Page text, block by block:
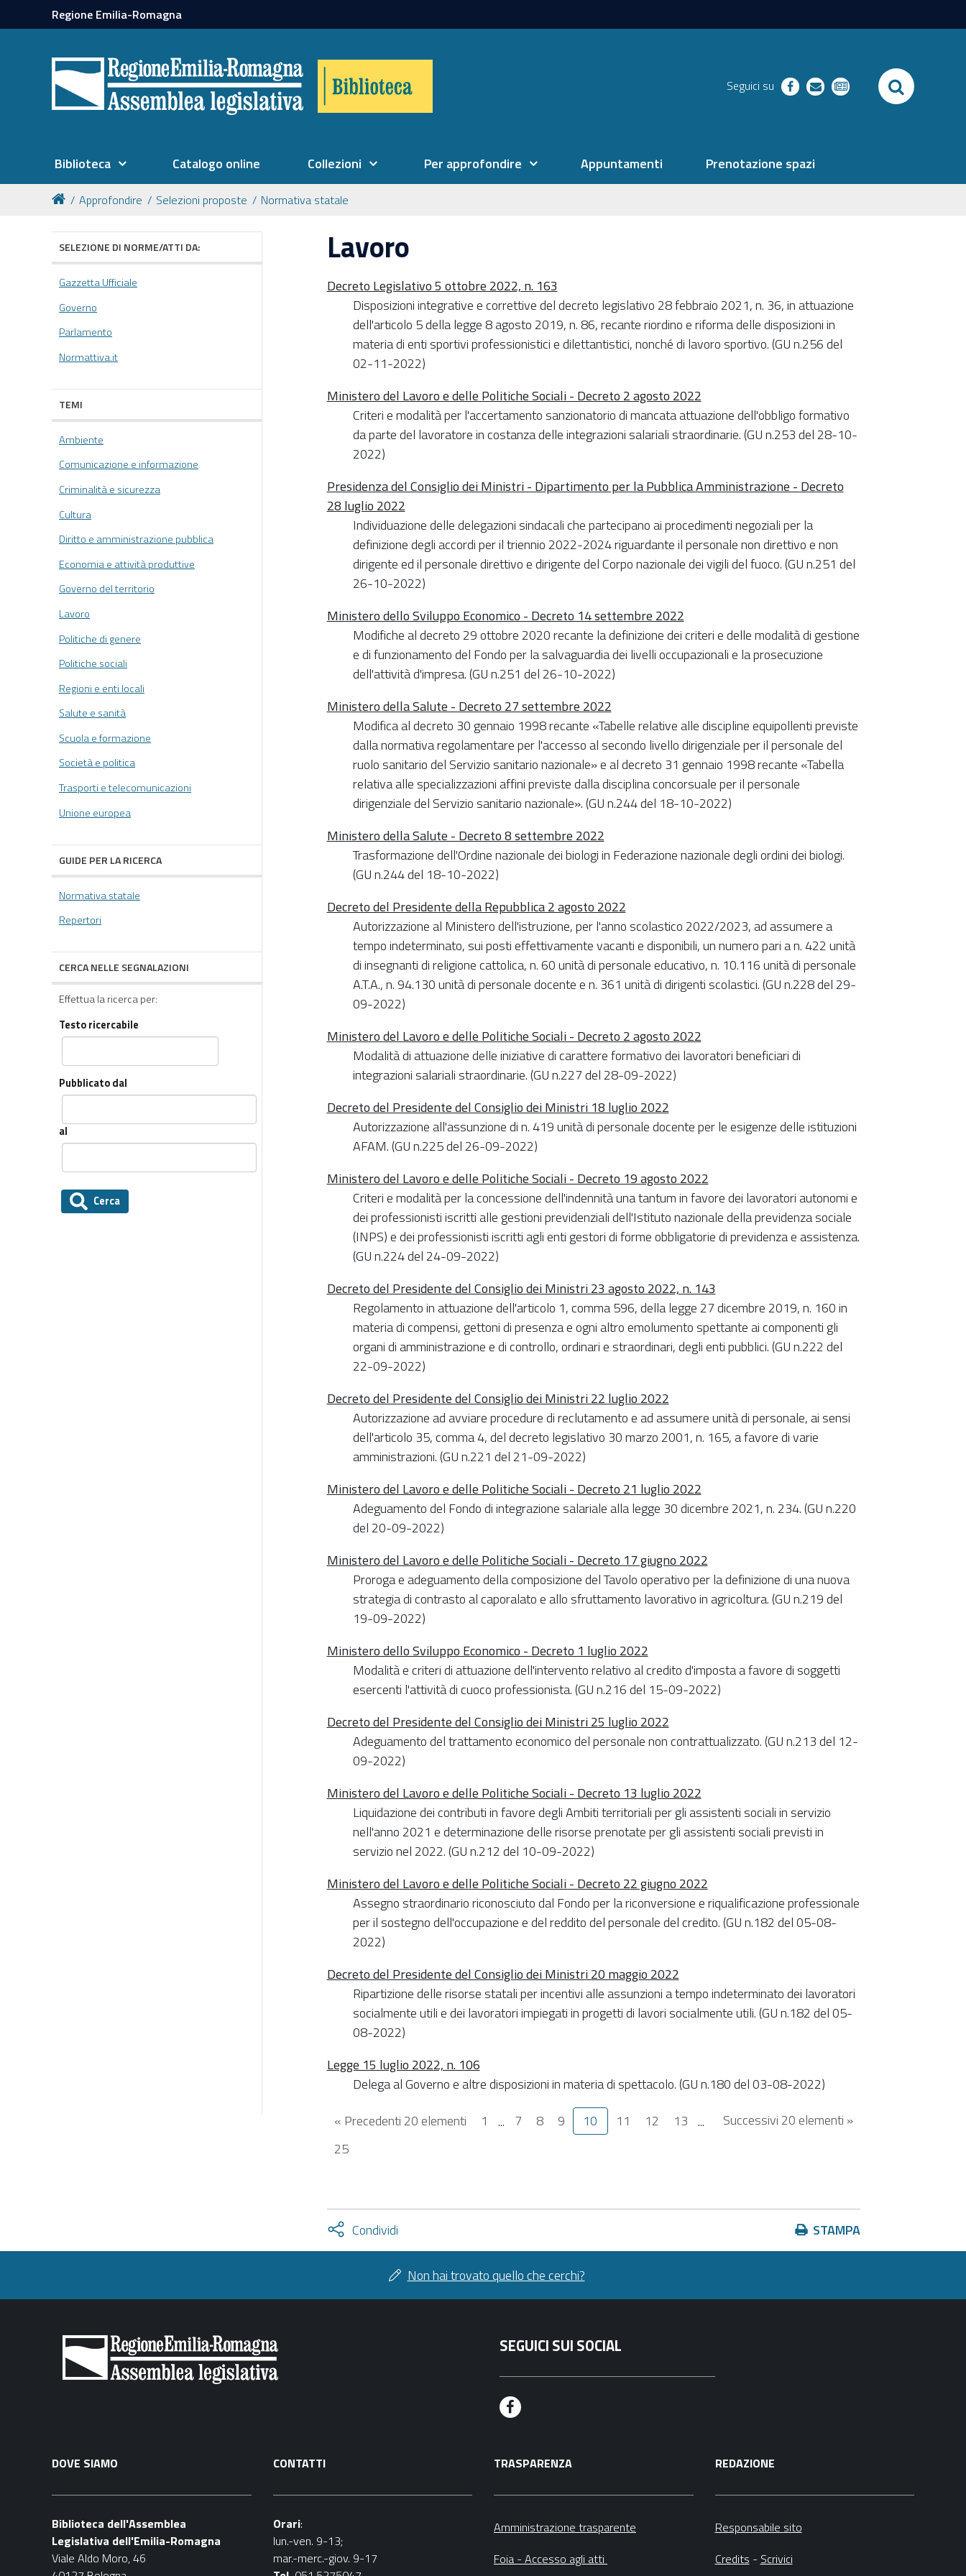
Regione Emilia-Romagna
Seguici su facebookrichiestenewsletter SEARCH
Biblioteca Catalogo online Collezioni Per approfondire Appuntamenti Prenotazione spazi
Approfondire Selezioni proposte Normativa statale
Lavoro
Decreto Legislativo 5 ottobre 2022, n. 163
Disposizioni integrative e correttive del decreto legislativo 28 febbraio 2021, n. 36, in attuazione
dell'articolo 5 della legge 8 agosto 2019, n. 86, recante riordino e riforma delle disposizioni in
materia di enti sportivi professionistici e dilettantistici, nonché di lavoro sportivo. (GU n.256 del
02-11-2022)
Ministero del Lavoro e delle Politiche Sociali - Decreto 2 agosto 2022
Criteri e modalità per l'accertamento sanzionatorio di mancata attuazione dell'obbligo formativo
da parte del lavoratore in costanza delle integrazioni salariali straordinarie. (GU n.253 del 28-10-
2022)
Presidenza del Consiglio dei Ministri - Dipartimento per la Pubblica Amministrazione - Decreto
28 luglio 2022
Individuazione delle delegazioni sindacali che partecipano ai procedimenti negoziali per la
definizione degli accordi per il triennio 2022-2024 riguardante il personale non direttivo e non
dirigente ed il personale direttivo e dirigente del Corpo nazionale dei vigili del fuoco. (GU n.251 del
26-10-2022)
Ministero dello Sviluppo Economico - Decreto 14 settembre 2022
Modifiche al decreto 29 ottobre 2020 recante la definizione dei criteri e delle modalità di gestione
e di funzionamento del Fondo per la salvaguardia dei livelli occupazionali e la prosecuzione
dell'attività d'impresa. (GU n.251 del 26-10-2022)
Ministero della Salute - Decreto 27 settembre 2022
Modifica al decreto 30 gennaio 1998 recante «Tabelle relative alle discipline equipollenti previste
dalla normativa regolamentare per l'accesso al secondo livello dirigenziale per il personale del
ruolo sanitario del Servizio sanitario nazionale» e al decreto 31 gennaio 1998 recante «Tabella
relativa alle specializzazioni affini previste dalla disciplina concorsuale per il personale
dirigenziale del Servizio sanitario nazionale». (GU n.244 del 18-10-2022)
Ministero della Salute - Decreto 8 settembre 2022
Trasformazione dell'Ordine nazionale dei biologi in Federazione nazionale degli ordini dei biologi.
(GU n.244 del 18-10-2022)
Decreto del Presidente della Repubblica 2 agosto 2022
Autorizzazione al Ministero dell'istruzione, per l'anno scolastico 2022/2023, ad assumere a
tempo indeterminato, sui posti effettivamente vacanti e disponibili, un numero pari a n. 422 unità
di insegnanti di religione cattolica, n. 60 unità di personale educativo, n. 10.116 unità di personale
A.T.A., n. 94.130 unità di personale docente e n. 361 unità di dirigenti scolastici. (GU n.228 del 29-
09-2022)
Ministero del Lavoro e delle Politiche Sociali - Decreto 2 agosto 2022
Modalità di attuazione delle iniziative di carattere formativo dei lavoratori beneficiari di
integrazioni salariali straordinarie. (GU n.227 del 28-09-2022)
Decreto del Presidente del Consiglio dei Ministri 18 luglio 2022
Autorizzazione all'assunzione di n. 419 unità di personale docente per le esigenze delle istituzioni
AFAM. (GU n.225 del 26-09-2022)
Ministero del Lavoro e delle Politiche Sociali - Decreto 19 agosto 2022
Criteri e modalità per la concessione dell'indennità una tantum in favore dei lavoratori autonomi e
dei professionisti iscritti alle gestioni previdenziali dell'Istituto nazionale della previdenza sociale
(INPS) e dei professionisti iscritti agli enti gestori di forme obbligatorie di previdenza e assistenza.
(GU n.224 del 24-09-2022)
Decreto del Presidente del Consiglio dei Ministri 23 agosto 2022, n. 143
Regolamento in attuazione dell'articolo 1, comma 596, della legge 27 dicembre 2019, n. 160 in
materia di compensi, gettoni di presenza e ogni altro emolumento spettante ai componenti gli
organi di amministrazione e di controllo, ordinari e straordinari, degli enti pubblici. (GU n.222 del
22-09-2022)
Decreto del Presidente del Consiglio dei Ministri 22 luglio 2022
Autorizzazione ad avviare procedure di reclutamento e ad assumere unità di personale, ai sensi
dell'articolo 35, comma 4, del decreto legislativo 30 marzo 2001, n. 165, a favore di varie
amministrazioni. (GU n.221 del 21-09-2022)
Ministero del Lavoro e delle Politiche Sociali - Decreto 21 luglio 2022
Adeguamento del Fondo di integrazione salariale alla legge 30 dicembre 2021, n. 234. (GU n.220
del 20-09-2022)
Ministero del Lavoro e delle Politiche Sociali - Decreto 17 giugno 2022
Proroga e adeguamento della composizione del Tavolo operativo per la definizione di una nuova
strategia di contrasto al caporalato e allo sfruttamento lavorativo in agricoltura. (GU n.219 del
19-09-2022)
Ministero dello Sviluppo Economico - Decreto 1 luglio 2022
Modalità e criteri di attuazione dell'intervento relativo al credito d'imposta a favore di soggetti
esercenti l'attività di cuoco professionista. (GU n.216 del 15-09-2022)
Decreto del Presidente del Consiglio dei Ministri 25 luglio 2022
Adeguamento del trattamento economico del personale non contrattualizzato. (GU n.213 del 12-
09-2022)
Ministero del Lavoro e delle Politiche Sociali - Decreto 13 luglio 2022
Liquidazione dei contributi in favore degli Ambiti territoriali per gli assistenti sociali in servizio
nell'anno 2021 e determinazione delle risorse prenotate per gli assistenti sociali previsti in
servizio nel 2022. (GU n.212 del 10-09-2022)
Ministero del Lavoro e delle Politiche Sociali - Decreto 22 giugno 2022
Assegno straordinario riconosciuto dal Fondo per la riconversione e riqualificazione professionale
per il sostegno dell'occupazione e del reddito del personale del credito. (GU n.182 del 05-08-
2022)
Decreto del Presidente del Consiglio dei Ministri 20 maggio 2022
Ripartizione delle risorse statali per incentivi alle assunzioni a tempo indeterminato dei lavoratori
socialmente utili e dei lavoratori impiegati in progetti di lavori socialmente utili. (GU n.182 del 05-
08-2022)
Legge 15 luglio 2022, n. 106
Delega al Governo e altre disposizioni in materia di spettacolo. (GU n.180 del 03-08-2022)
« Precedenti 20 elementi
Successivi 20 elementi »
1 ... 7 8 9 10 11 12 13 ...
25
Azioni
sul
STAMPA
Condividi
facebook
twitter
Attiva
condividi
SELEZIONE DI NORME/ATTI DA:
Gazzetta Ufficiale
Governo
Parlamento
Normattiva.it
TEMI
Ambiente
Comunicazione e informazione
Criminalità e sicurezza
Cultura
Diritto e amministrazione pubblica
Economia e attività produttive
Governo del territorio
Lavoro
Politiche di genere
Politiche sociali
Regioni e enti locali
Salute e sanità
Scuola e formazione
Società e politica
Trasporti e telecomunicazioni
Unione europea
GUIDE PER LA RICERCA
Normativa statale
Repertori
CERCA NELLE SEGNALAZIONI
Effettua la ricerca per:
Testo ricercabile
Pubblicato dal
al
Non hai trovato quello che cerchi?
SEGUICI SUI SOCIAL
F
c
e
o
DOVE SIAMO
Biblioteca dell'Assemblea
Legislativa dell'Emilia-Romagna
Viale Aldo Moro, 46
CONTATTI
Orari:
lun.-ven. 9-13;
mar.-merc.-giov. 9-17
TRASPARENZA
Amministrazione trasparente
Foia - Accesso agli atti
REDAZIONE
Responsabile sito
Credits - Scrivici